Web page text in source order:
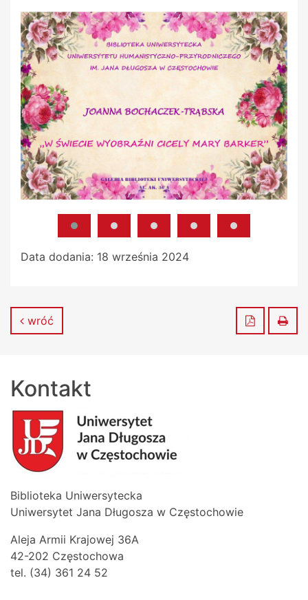
Data dodania: 18 września 2024
wróć Zapisz do
Kontakt
Biblioteka Uniwersytecka
Uniwersytet Jana Długosza w Częstochowie
Aleja Armii Krajowej 36A
42-202 Częstochowa
tel. (34) 361 24 52